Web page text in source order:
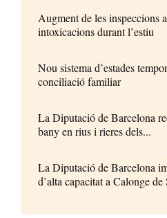
Augment de les inspeccions
intoxicacions durant l’estiu
Nou sistema d’estades
conciliació familiar
La Diputació de Barcelona
bany en rius i rieres dels...
La Diputació de Barcelona
d’alta capacitat a Calonge de